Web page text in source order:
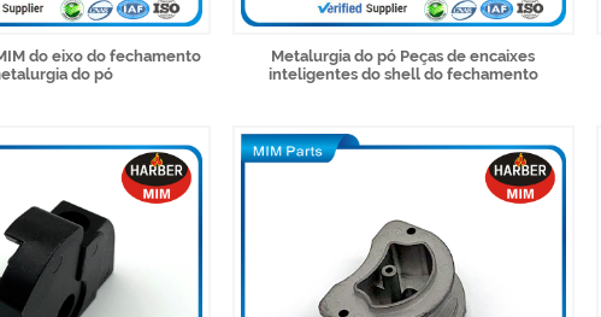
do eixo do fechamento
do pó
Metalurgia do pó Peças de encaixes
inteligentes do shell do fechamento